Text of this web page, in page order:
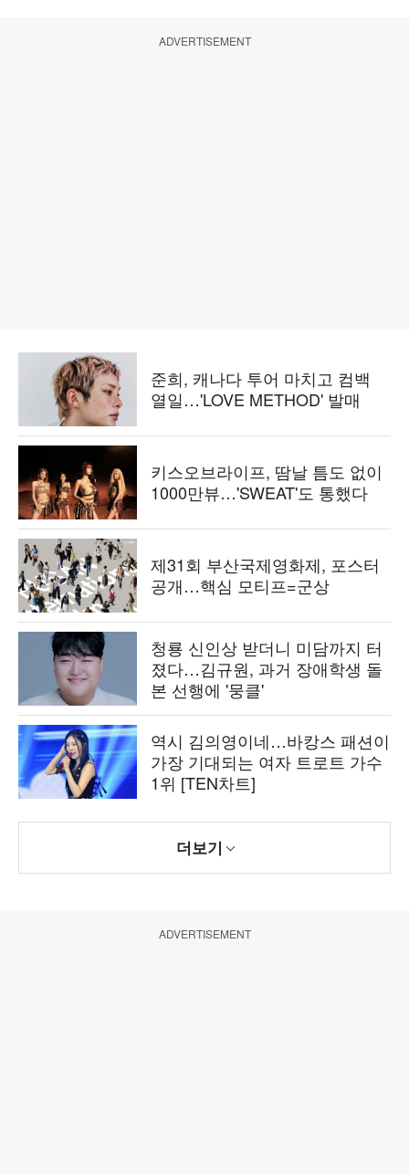
ADVERTISEMENT
준희, 캐나다 투어 마치고 컴백
열일…'LOVE METHOD' 발매
키스오브라이프, 땀날 틈도 없이
1000만뷰…'SWEAT'도 통했다
제31회 부산국제영화제, 포스터
공개…핵심 모티프=군상
청룡 신인상 받더니 미담까지 터
졌다…김규원, 과거 장애학생 돌
본 선행에 '뭉클'
역시 김의영이네…바캉스 패션이
가장 기대되는 여자 트로트 가수
1위 [TEN차트]
더보기
ADVERTISEMENT